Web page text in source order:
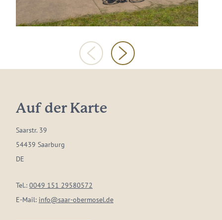
Auf der Karte
Saarstr. 39
54439 Saarburg
DE
Tel.: 0049 151 29580572
E-Mail: info@saar-obermosel.de